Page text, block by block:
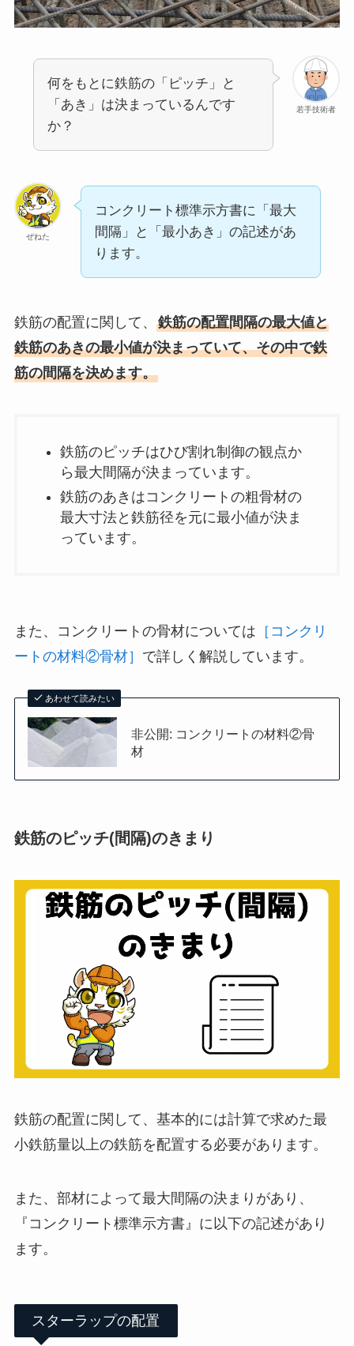
若手技術者
何をもとに鉄筋の「ピッチ」と
「あき」は決まっているんです
か？
ぜねた
コンクリート標準示方書に「最大
間隔」と「最小あき」の記述があ
ります。
鉄筋の配置に関して、 鉄筋の配置間隔の最大値と
鉄筋のあきの最小値が決まっていて、その中で鉄
筋の間隔を決めます。
鉄筋のピッチはひび割れ制御の観点か
ら最大間隔が決まっています。
鉄筋のあきはコンクリートの粗骨材の
最大寸法と鉄筋径を元に最小値が決ま
っています。
また、コンクリートの骨材については ［コンクリ
ートの材料②骨材］ で詳しく解説しています。
あわせて読みたい
非公開: コンクリートの材料②骨
材
鉄筋のピッチ(間隔)のきまり
鉄筋の配置に関して、基本的には計算で求めた最
小鉄筋量以上の鉄筋を配置する必要があります。
また、部材によって最大間隔の決まりがあり、
『コンクリート標準示方書』に以下の記述があり
ます。
スターラップの配置